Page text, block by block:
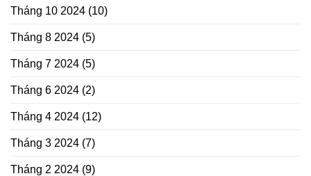
Tháng 10 2024 (10)
Tháng 8 2024 (5)
Tháng 7 2024 (5)
Tháng 6 2024 (2)
Tháng 4 2024 (12)
Tháng 3 2024 (7)
Tháng 2 2024 (9)